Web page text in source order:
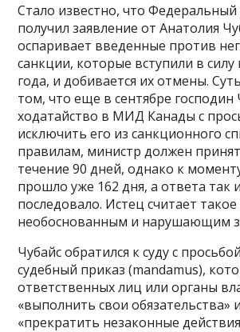
Стало известно, что Федеральный
получил заявление от Анатолия
оспаривает введенные против
санкции, которые вступили в
года, и добивается их отмены.
том, что еще в сентябре господин
ходатайство в МИД Канады с
исключить его из санкционного
правилам, министр должен
течение 90 дней, однако к
прошло уже 162 дня, а ответа так
последовало. Истец считает
необоснованным и нарушающим
Чубайс обратился к суду с
судебный приказ (mandamus),
ответственных лиц или органы
«выполнить свои обязательства»
«прекратить незаконные